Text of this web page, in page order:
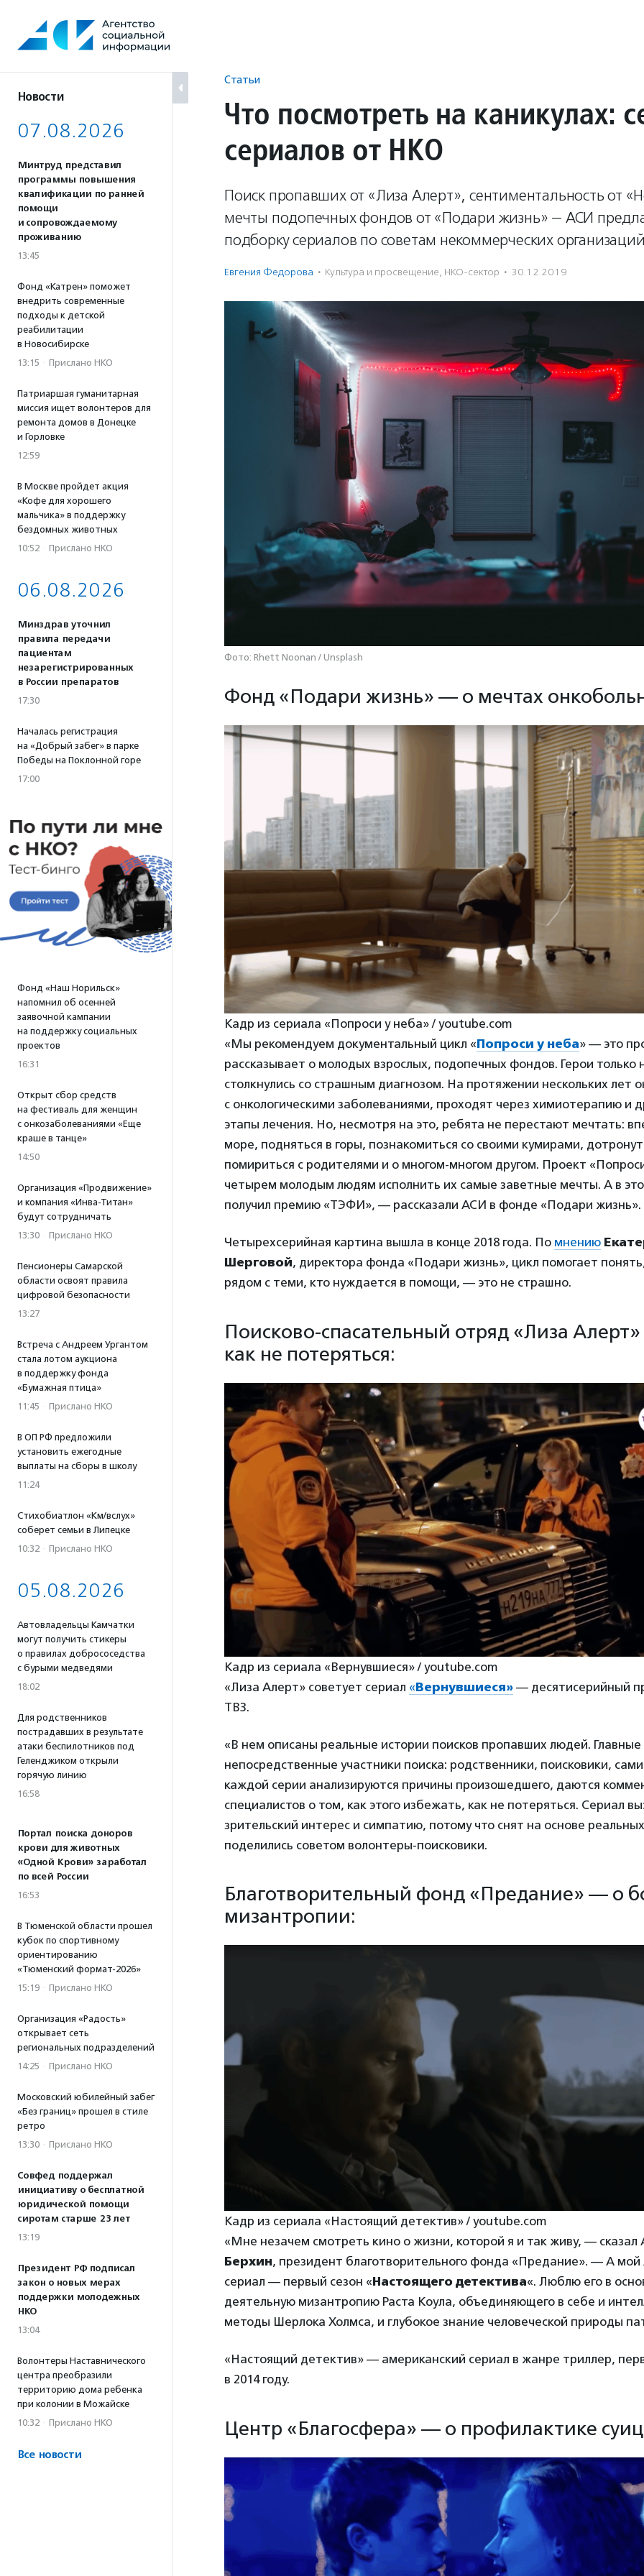
содержанию
Новости
07.08.2026
Минтруд представил
программы повышения
квалификации по ранней
помощи
и сопровождаемому
проживанию
13:45
Фонд «Катрен» поможет
внедрить современные
подходы к детской
реабилитации
в Новосибирске
13:15 · Прислано НКО
Патриаршая гуманитарная
миссия ищет волонтеров для
ремонта домов в Донецке
и Горловке
12:59
В Москве пройдет акция
«Кофе для хорошего
мальчика» в поддержку
бездомных животных
10:52 · Прислано НКО
06.08.2026
Минздрав уточнил
правила передачи
пациентам
незарегистрированных
в России препаратов
17:30
Началась регистрация
на «Добрый забег» в парке
Победы на Поклонной горе
17:00
Фонд «Наш Норильск»
напомнил об осенней
заявочной кампании
на поддержку социальных
проектов
16:31
Открыт сбор средств
на фестиваль для женщин
с онкозаболеваниями «Еще
краше в танце»
14:50
Организация «Продвижение»
и компания «Инва-Титан»
будут сотрудничать
13:30 · Прислано НКО
Пенсионеры Самарской
области освоят правила
цифровой безопасности
13:27
Встреча с Андреем Ургантом
стала лотом аукциона
в поддержку фонда
«Бумажная птица»
11:45 · Прислано НКО
В ОП РФ предложили
установить ежегодные
выплаты на сборы в школу
11:24
Стихобиатлон «Км/вслух»
соберет семьи в Липецке
10:32 · Прислано НКО
05.08.2026
Автовладельцы Камчатки
могут получить стикеры
о правилах добрососедства
с бурыми медведями
18:02
Для родственников
пострадавших в результате
атаки беспилотников под
Геленджиком открыли
горячую линию
16:58
Портал поиска доноров
крови для животных
«Одной Крови» заработал
по всей России
16:53
В Тюменской области прошел
кубок по спортивному
ориентированию
«Тюменский формат-2026»
15:19 · Прислано НКО
Организация «Радость»
открывает сеть
региональных подразделений
14:25 · Прислано НКО
Московский юбилейный забег
«Без границ» прошел в стиле
ретро
13:30 · Прислано НКО
Совфед поддержал
инициативу о бесплатной
юридической помощи
сиротам старше 23 лет
13:19
Президент РФ подписал
закон о новых мерах
поддержки молодежных
НКО
13:04
Волонтеры Наставнического
центра преобразили
территорию дома ребенка
при колонии в Можайске
10:32 · Прислано НКО
Все новости
Статьи
Что посмотреть на каникулах:
сериалов от НКО
Поиск пропавших от «Лиза Алерт», сентиментальность от
мечты подопечных фондов от «Подари жизнь» — АСИ
подборку сериалов по советам некоммерческих
Евгения Федорова · Культура и просвещение, НКО-сектор · 30.12.2019
Фото: Rhett Noonan / Unsplash
Фонд «Подари жизнь» — о мечтах
Кадр из сериала «Попроси у неба» / youtube.com
«Мы рекомендуем документальный цикл «Попроси у неба» — это
рассказывает о молодых взрослых, подопечных фондов. Герои только
столкнулись со страшным диагнозом. На протяжении нескольких лет
с онкологическими заболеваниями, проходят через химиотерапию и
этапы лечения. Но, несмотря на это, ребята не перестают мечтать:
море, подняться в горы, познакомиться со своими кумирами,
помириться с родителями и о многом-многом другом. Проект
четырем молодым людям исполнить их самые заветные мечты. А в
получил премию «ТЭФИ», — рассказали АСИ в фонде «Подари жизнь».
Четырехсерийная картина вышла в конце 2018 года. По мнению
Шерговой, директора фонда «Подари жизнь», цикл помогает
рядом с теми, кто нуждается в помощи, — это не страшно.
Поисково-спасательный отряд «Лиза
как не потеряться:
Кадр из сериала «Вернувшиеся» / youtube.com
«Лиза Алерт» советует сериал «Вернувшиеся» — десятисерийный
ТВ3.
«В нем описаны реальные истории поисков пропавших людей.
непосредственные участники поиска: родственники, поисковики,
каждой серии анализируются причины произошедшего, даются
специалистов о том, как этого избежать, как не потеряться. Сериал
зрительский интерес и симпатию, потому что снят на основе
поделились советом волонтеры-поисковики.
Благотворительный фонд «Предание» — о
мизантропии:
Кадр из сериала «Настоящий детектив» / youtube.com
«Мне незачем смотреть кино о жизни, которой я и так живу, —
Берхин, президент благотворительного фонда «Предание». — А
сериал — первый сезон «Настоящего детектива«. Люблю его в
деятельную мизантропию Раста Коула, объединяющего в себе и
методы Шерлока Холмса, и глубокое знание человеческой природы
«Настоящий детектив» — американский сериал в жанре триллер,
в 2014 году.
Центр «Благосфера» — о профилактике